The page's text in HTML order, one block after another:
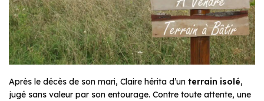
Après le décès de son mari, Claire hérita d’un terrain isolé,
jugé sans valeur par son entourage. Contre toute attente, une